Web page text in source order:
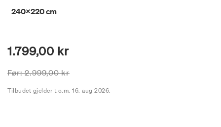
240x220 cm
1.799,00 kr
Prisen er nedsatt fra
Før:2.999,00 krtil
Tilbudet gjelder t.o.m. 16. aug 2026.